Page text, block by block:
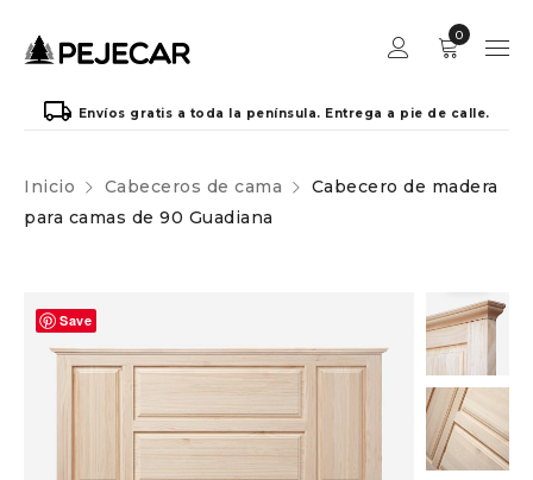
0
Envíos gratis a toda la península. Entrega a pie de calle.
Inicio Cabeceros de cama
Cabecero de madera
para camas de 90 Guadiana
Save